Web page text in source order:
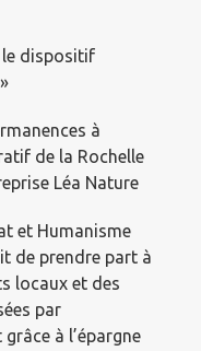
le dispositif
à
de la Rochelle
Léa Nature
et Humanisme
de prendre part à
locaux et des
par
à l’épargne